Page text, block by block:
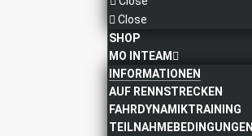
Close
SHOP
MO INTEAM
INFORMATIONEN
AUF RENNSTRECKEN
FAHRDYNAMIKTRAINING
TEILNAHMEBEDINGUNGEN